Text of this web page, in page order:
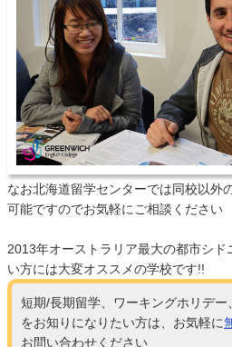
なお北海道留学センターでは同校以外
可能ですのでお気軽にご相談ください
2013年オーストラリア最大の都市シド
い方には大変オススメの学校です!!
短期/長期留学、ワーキングホリデ
をお知りになりたい方は、お気軽に
お問い合わせください